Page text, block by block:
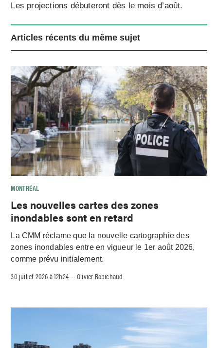
Les projections débuteront dès le mois d’août.
Articles récents du même sujet
MONTRÉAL
Les nouvelles cartes des zones
inondables sont en retard
La CMM réclame que la nouvelle cartographie des
zones inondables entre en vigueur le 1er août 2026,
comme prévu initialement.
30 juillet 2026 à 12h24 –Olivier Robichaud